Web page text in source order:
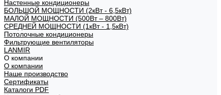
Настенные кондиционеры
БОЛЬШОЙ МОЩНОСТИ (2кВт - 6,5кВт)
МАЛОЙ МОЩНОСТИ (500Вт – 800Вт)
СРЕДНЕЙ МОЩНОСТИ (1кВт - 1,5кВт)
Потолочные кондиционеры
Фильтрующие вентиляторы
LANMIR
О компании
О компании
Наше производство
Сертификаты
Каталоги PDF